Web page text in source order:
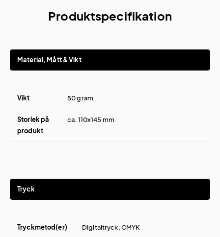
Produktspecifikation
Material, Mått & Vikt
Vikt 50 gram
Storlek på
produkt
ca. 110x145 mm
Tryck
Tryckmetod(er) Digitaltryck, CMYK